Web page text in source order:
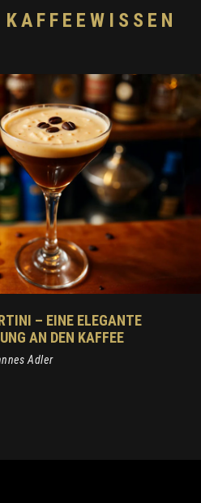
– EINE ELEGANTE
AN DEN KAFFEE
Adler